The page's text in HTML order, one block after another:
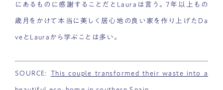
にあるものに感謝することだとLauraは言う。7年以上もの
歳月をかけて本当に美しく居心地の良い家を作り上げたDa
veとLauraから学ぶことは多い。
SOURCE: This couple transformed their waste into a